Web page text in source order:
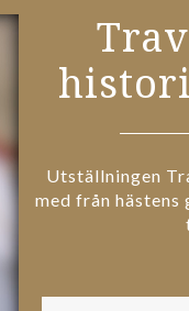
Utställningen
med från hästens